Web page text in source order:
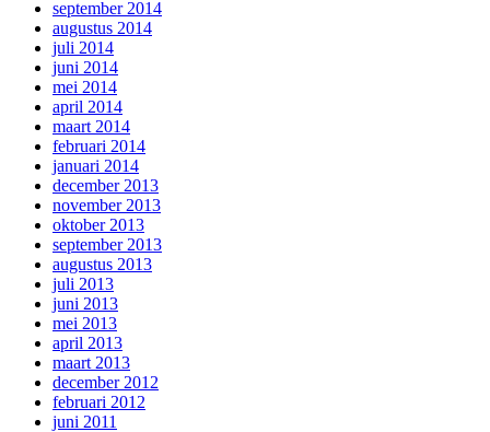
september 2014
augustus 2014
juli 2014
juni 2014
mei 2014
april 2014
maart 2014
februari 2014
januari 2014
december 2013
november 2013
oktober 2013
september 2013
augustus 2013
juli 2013
juni 2013
mei 2013
april 2013
maart 2013
december 2012
februari 2012
juni 2011